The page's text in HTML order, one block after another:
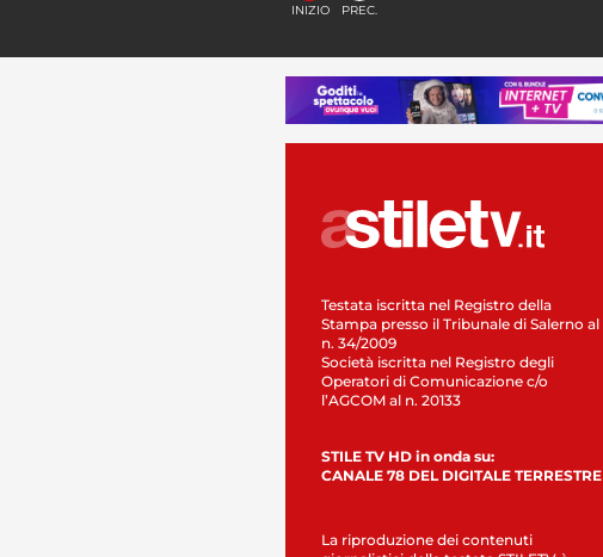
INIZIO PREC.
Testata iscritta nel Registro della
Stampa presso il Tribunale di Salerno al
n. 34/2009
Società iscritta nel Registro degli
Operatori di Comunicazione c/o
l’AGCOM al n. 20133
STILE TV HD in onda su:
CANALE 78 DEL DIGITALE TERRESTRE
La riproduzione dei contenuti